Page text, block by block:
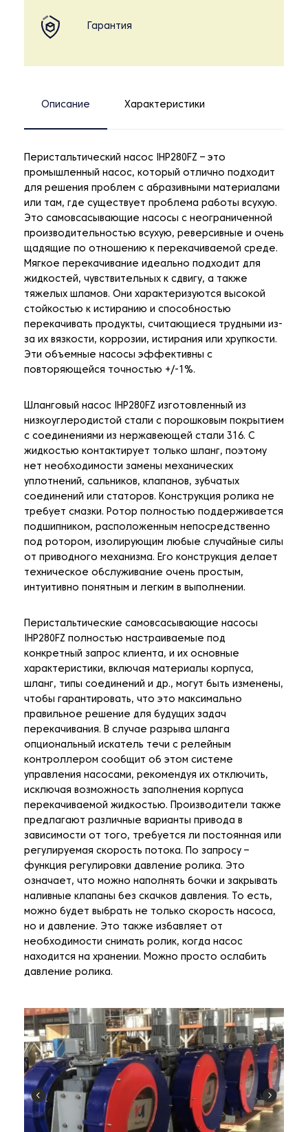
Гарантия
Описание Характеристики
Перистальтический насос IHP280FZ – это
промышленный насос, который отлично подходит
для решения проблем с абразивными материалами
или там, где существует проблема работы всухую.
Это самовсасывающие насосы с неограниченной
производительностью всухую, реверсивные и очень
щадящие по отношению к перекачиваемой среде.
Мягкое перекачивание идеально подходит для
жидкостей, чувствительных к сдвигу, а также
тяжелых шламов. Они характеризуются высокой
стойкостью к истиранию и способностью
перекачивать продукты, считающиеся трудными из-
за их вязкости, коррозии, истирания или хрупкости.
Эти объемные насосы эффективны с
повторяющейся точностью +/-1%.
Шланговый насос IHP280FZ изготовленный из
низкоуглеродистой стали с порошковым покрытием
с соединениями из нержавеющей стали 316. С
жидкостью контактирует только шланг, поэтому
нет необходимости замены механических
уплотнений, сальников, клапанов, зубчатых
соединений или статоров. Конструкция ролика не
требует смазки. Ротор полностью поддерживается
подшипником, расположенным непосредственно
под ротором, изолирующим любые случайные силы
от приводного механизма. Его конструкция делает
техническое обслуживание очень простым,
интуитивно понятным и легким в выполнении.
Перистальтические самовсасывающие насосы
IHP280FZ полностью настраиваемые под
конкретный запрос клиента, и их основные
характеристики, включая материалы корпуса,
шланг, типы соединений и др., могут быть изменены,
чтобы гарантировать, что это максимально
правильное решение для будущих задач
перекачивания. В случае разрыва шланга
опциональный искатель течи с релейным
контроллером сообщит об этом системе
управления насосами, рекомендуя их отключить,
исключая возможность заполнения корпуса
перекачиваемой жидкостью. Производители также
предлагают различные варианты привода в
зависимости от того, требуется ли постоянная или
регулируемая скорость потока. По запросу –
функция регулировки давление ролика. Это
означает, что можно наполнять бочки и закрывать
наливные клапаны без скачков давления. То есть,
можно будет выбрать не только скорость насоса,
но и давление. Это также избавляет от
необходимости снимать ролик, когда насос
находится на хранении. Можно просто ослабить
давление ролика.